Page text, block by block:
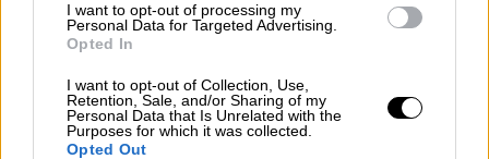
I want to opt-out of processing my
Personal Data for Targeted Advertising.
Opted In
I want to opt-out of Collection, Use,
Retention, Sale, and/or Sharing of my
Personal Data that Is Unrelated with the
Purposes for which it was collected.
Opted Out
teléfonos de contacto, la cuadrilla a la que
pertenece y la unidad de alojamiento.
temporeros les faciliten lasolicitud sanitaria
como desplazados, con el fin de tener un
centro de salud asignado.